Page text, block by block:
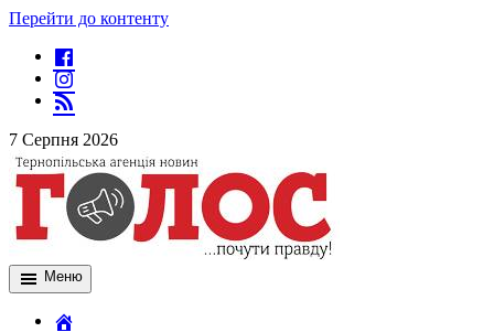
Перейти до контенту
7 Серпня 2026
Меню